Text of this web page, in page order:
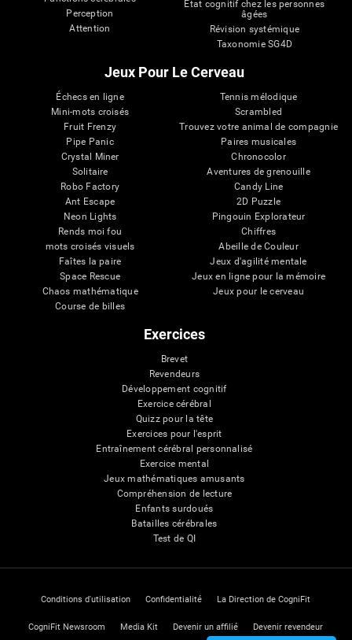
Perception
Attention
État cognitif chez les personnes
âgées
Révision systémique
Taxonomie SG4D
Jeux Pour Le Cerveau
Échecs en ligne
Mini-mots croisés
Fruit Frenzy
Pipe Panic
Crystal Miner
Solitaire
Robo Factory
Ant Escape
Neon Lights
Rends moi fou
mots croisés visuels
Faîtes la paire
Space Rescue
Chaos mathématique
Course de billes
Tennis mélodique
Scrambled
Trouvez votre animal de compagnie
Paires musicales
Chronocolor
Aventures de grenouille
Candy Line
2D Puzzle
Pingouin Explorateur
Chiffres
Abeille de Couleur
Jeux d'agilité mentale
Jeux en ligne pour la mémoire
Jeux pour le cerveau
Exercices
Brevet
Revendeurs
Développement cognitif
Exercice cérébral
Quizz pour la tête
Exercices pour l'esprit
Entraînement cérébral personnalisé
Exercice mental
Jeux mathématiques amusants
Compréhension de lecture
Enfants surdoués
Batailles cérébrales
Test de QI
Conditions d'utilisation Confidentialité La Direction de CogniFit
CogniFit Newsroom Media Kit Devenir un affilié Devenir revendeur